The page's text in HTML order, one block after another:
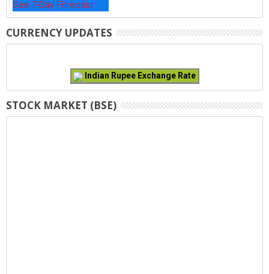
See 7-Day Forecast
CURRENCY UPDATES
Indian Rupee Exchange Rate
STOCK MARKET (BSE)